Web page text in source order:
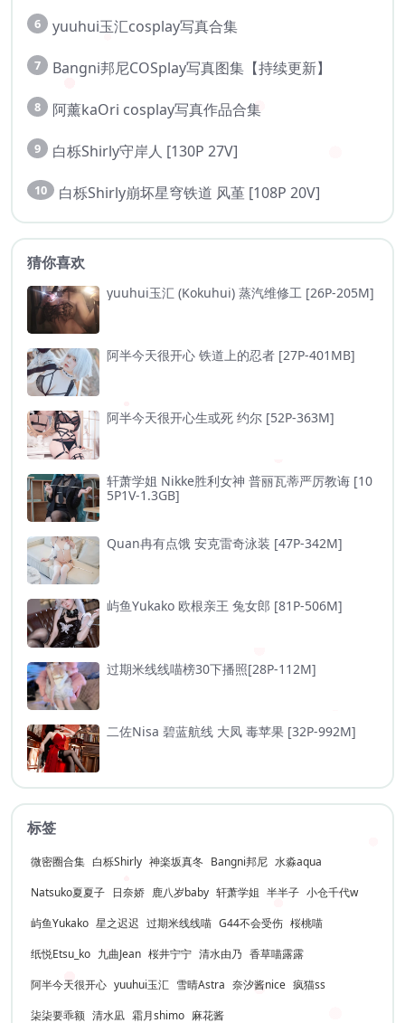
6 yuuhui玉汇cosplay写真合集
7 Bangni邦尼COSplay写真图集【持续更新】
8 阿薰kaOri cosplay写真作品合集
9 白栎Shirly守岸人 [130P 27V]
10 白栎Shirly崩坏星穹铁道 风堇 [108P 20V]
猜你喜欢
yuuhui玉汇 (Kokuhui) 蒸汽维修工 [26P-205M]
阿半今天很开心 铁道上的忍者 [27P-401MB]
阿半今天很开心生或死 约尔 [52P-363M]
轩萧学姐 Nikke胜利女神 普丽瓦蒂严厉教诲 [10
5P1V-1.3GB]
Quan冉有点饿 安克雷奇泳装 [47P-342M]
屿鱼Yukako 欧根亲王 兔女郎 [81P-506M]
过期米线线喵榜30下播照[28P-112M]
二佐Nisa 碧蓝航线 大凤 毒苹果 [32P-992M]
标签
微密圈合集 白栎Shirly 神楽坂真冬 Bangni邦尼 水淼aqua
Natsuko夏夏子 日奈娇 鹿八岁baby 轩萧学姐 半半子 小仓千代w
屿鱼Yukako 星之迟迟 过期米线线喵 G44不会受伤 桜桃喵
纸悦Etsu_ko 九曲Jean 桜井宁宁 清水由乃 香草喵露露
阿半今天很开心 yuuhui玉汇 雪晴Astra 奈汐酱nice 疯猫ss
柒柒要乖额 清水凪 霜月shimo 麻花酱